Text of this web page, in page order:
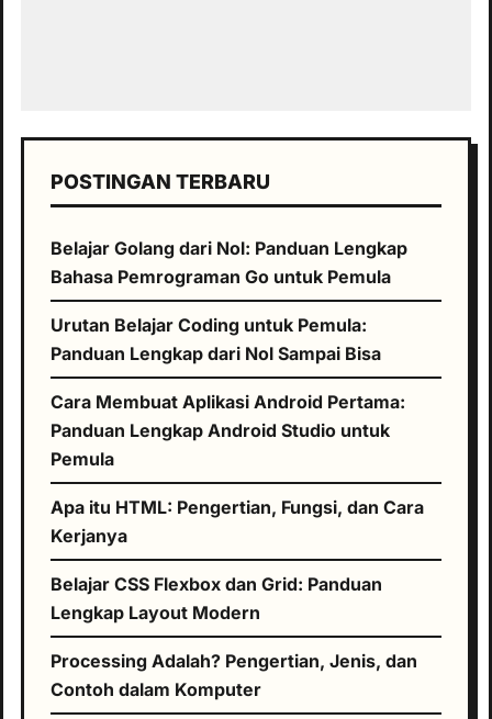
POSTINGAN TERBARU
Belajar Golang dari Nol: Panduan Lengkap
Bahasa Pemrograman Go untuk Pemula
Urutan Belajar Coding untuk Pemula:
Panduan Lengkap dari Nol Sampai Bisa
Cara Membuat Aplikasi Android Pertama:
Panduan Lengkap Android Studio untuk
Pemula
Apa itu HTML: Pengertian, Fungsi, dan Cara
Kerjanya
Belajar CSS Flexbox dan Grid: Panduan
Lengkap Layout Modern
Processing Adalah? Pengertian, Jenis, dan
Contoh dalam Komputer